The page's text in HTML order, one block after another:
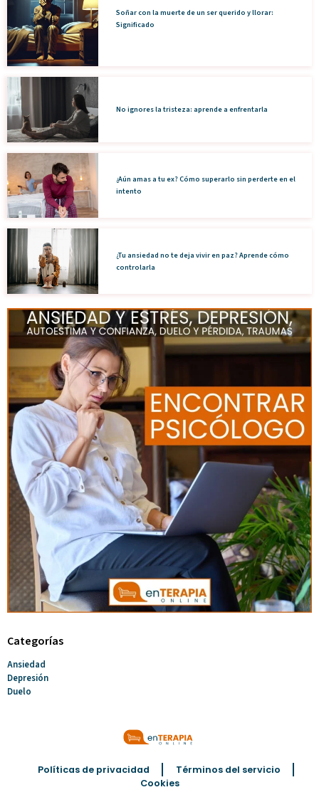
Soñar con la muerte de un ser querido y llorar:
Significado
No ignores la tristeza: aprende a enfrentarla
¿Aún amas a tu ex? Cómo superarlo sin perderte en el
intento
¿Tu ansiedad no te deja vivir en paz? Aprende cómo
controlarla
Categorías
Ansiedad
Depresión
Duelo
Políticas de privacidad
Términos del servicio
Cookies